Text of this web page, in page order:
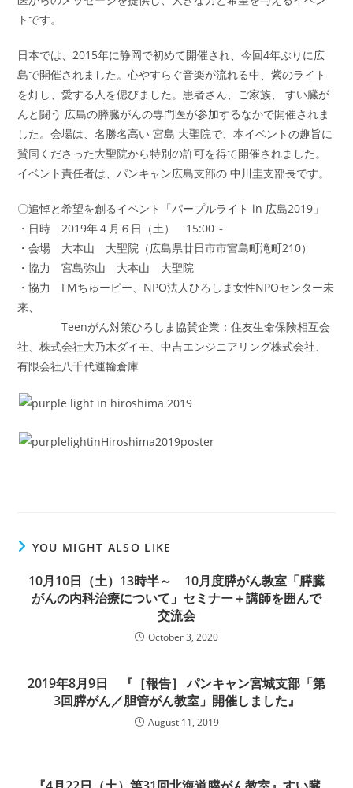
トです。
日本では、2015年に静岡で初めて開催され、今回4年ぶりに広
島で開催されました。心やすらぐ音楽が流れる中、紫のライト
を灯し、愛する人を偲びました。患者さん、ご家族、 すい臓が
んと闘う 広島の膵臓がんの専門医が参加するなかで開催されま
した。会場は、名勝名高い 宮島 大聖院で、本イベントの趣旨に
賛同くださった大聖院から特別の許可を得て開催されました。
イベント責任者は、パンキャン広島支部の 中川圭支部長です。
〇追悼と希望を創るイベント「パープルライト in 広島2019」
・日時 2019年４月６日（土） 15:00～
・会場 大本山 大聖院（広島県廿日市市宮島町滝町210）
・協力 宮島弥山 大本山 大聖院
・協力 FMちゅーピー、NPO法人ひろしま女性NPOセンター未
来、
Teenがん対策ひろしま協賛企業：住友生命保険相互会
社、株式会社大乃木ダイモ、中吉エンジニアリング株式会社、
有限会社八千代運輸倉庫
YOU MIGHT ALSO LIKE
10月10日（土）13時半～ 10月度膵がん教室「膵臓
がんの内科治療について」セミナー＋講師を囲んで
交流会
October 3, 2020
2019年8月9日 『［報告］ パンキャン宮城支部「第
3回膵がん／胆管がん教室」開催しました』
August 11, 2019